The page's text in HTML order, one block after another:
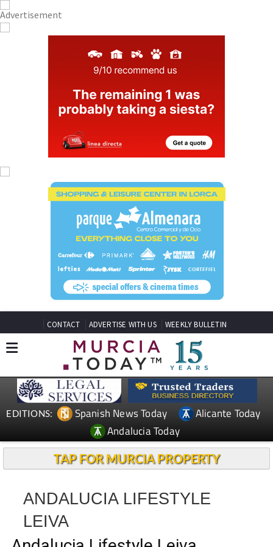
CONTACT ADVERTISE WITH US WEEKLY BULLETIN
EDITIONS: Spanish News Today
Alicante Today
Andalucia Today
TAP FOR MURCIA PROPERTY
ANDALUCIA LIFESTYLE
LEIVA